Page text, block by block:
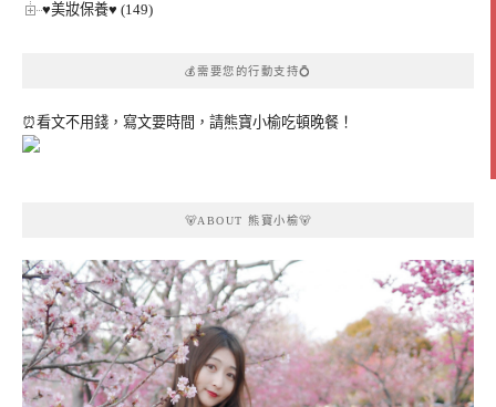
♥美妝保養♥ (149)
💰需要您的行動支持💍
⏰看文不用錢，寫文要時間，請熊寶小榆吃頓晚餐！
🐻ABOUT 熊寶小榆🐻